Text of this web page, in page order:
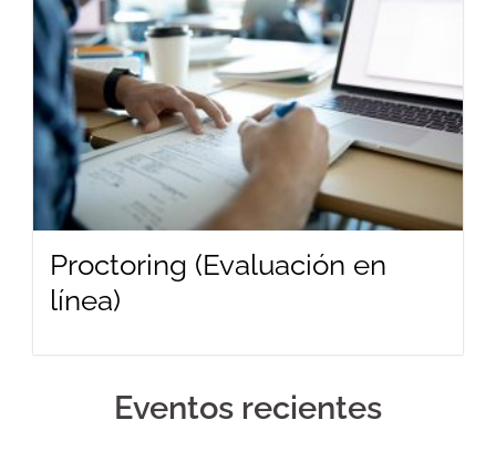
Proctoring (Evaluación en
línea)
Eventos recientes